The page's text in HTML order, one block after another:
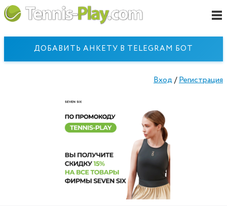
ДОБАВИТЬ АНКЕТУ В TELEGRAM БОТ
Вход /Регистрация